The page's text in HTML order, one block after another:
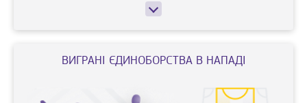
ВИГРАНI ЄДИНОБОРСТВА В НАПАДІ